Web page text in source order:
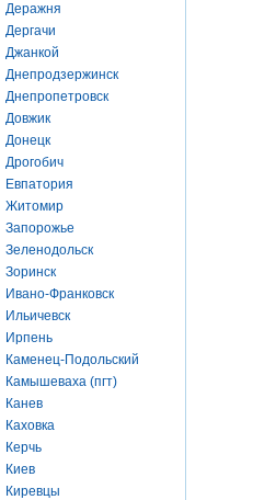
Деражня
Дергачи
Джанкой
Днепродзержинск
Днепропетровск
Довжик
Донецк
Дрогобич
Евпатория
Житомир
Запорожье
Зеленодольск
Зоринск
Ивано-Франковск
Ильичевск
Ирпень
Каменец-Подольский
Камышеваха (пгт)
Канев
Каховка
Керчь
Киев
Киревцы